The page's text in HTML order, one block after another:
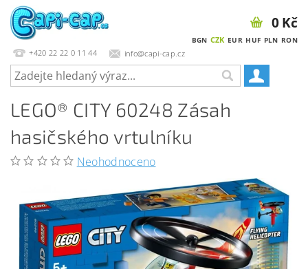
+420 22 22 0 11 44 info@capi-cap.cz
BGN CZK EUR HUF PLN RON
0 Kč
LEGO® CITY 60248 Zásah
hasičského vrtulníku
Neohodnoceno